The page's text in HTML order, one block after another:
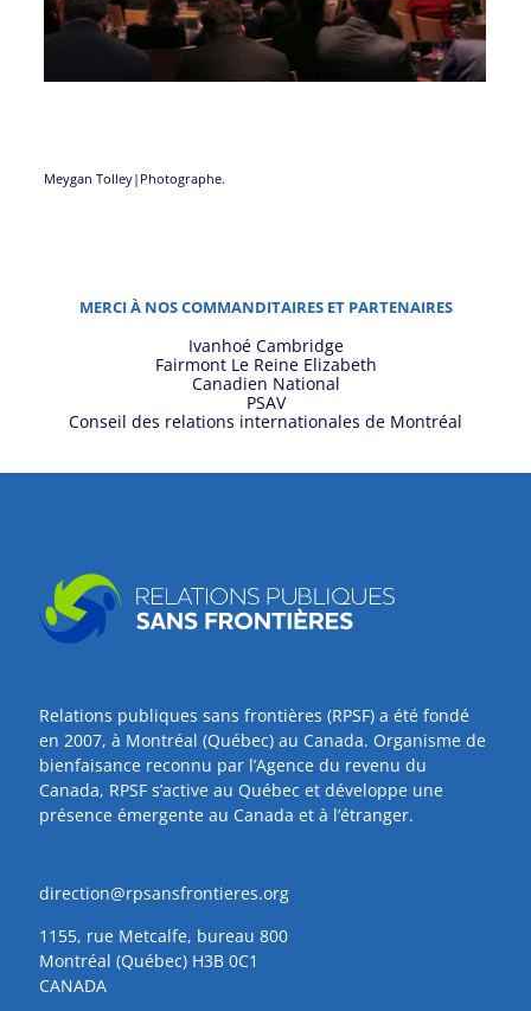
Meygan Tolley|Photographe.
MERCI À NOS COMMANDITAIRES ET PARTENAIRES
Ivanhoé Cambridge
Fairmont Le Reine Elizabeth
Canadien National
PSAV
Conseil des relations internationales de Montréal
Relations publiques sans frontières (RPSF) a été fondé
en 2007, à Montréal (Québec) au Canada. Organisme de
bienfaisance reconnu par l’Agence du revenu du
Canada, RPSF s’active au Québec et développe une
présence émergente au Canada et à l’étranger.
direction@rpsansfrontieres.org
1155, rue Metcalfe, bureau 800
Montréal (Québec) H3B 0C1
CANADA